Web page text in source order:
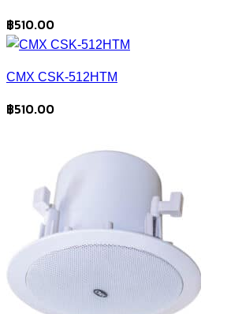
฿510.00
CMX CSK-512HTM
฿510.00